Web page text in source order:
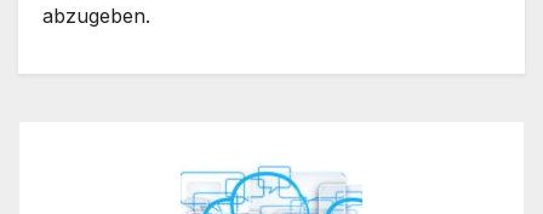
abzugeben.